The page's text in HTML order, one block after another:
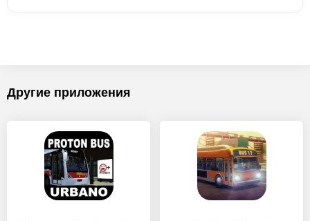
Другие приложения